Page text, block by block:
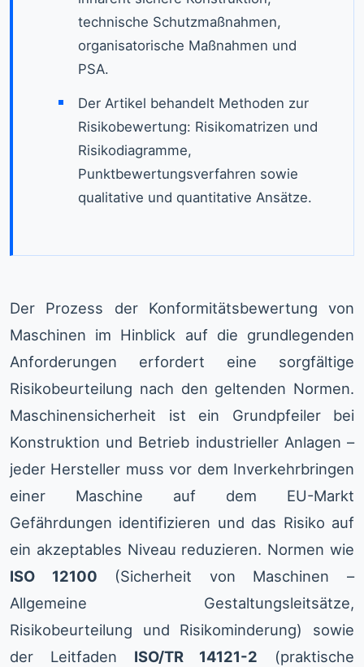
technische Schutzmaßnahmen,
organisatorische Maßnahmen und
PSA.
Der Artikel behandelt Methoden zur
Risikobewertung: Risikomatrizen und
Risikodiagramme,
Punktbewertungsverfahren sowie
qualitative und quantitative Ansätze.
Der Prozess der Konformitätsbewertung von
Maschinen im Hinblick auf die grundlegenden
Anforderungen erfordert eine sorgfältige
Risikobeurteilung nach den geltenden Normen.
Maschinensicherheit ist ein Grundpfeiler bei
Konstruktion und Betrieb industrieller Anlagen –
jeder Hersteller muss vor dem Inverkehrbringen
einer Maschine auf dem EU-Markt
Gefährdungen identifizieren und das Risiko auf
ein akzeptables Niveau reduzieren. Normen wie
ISO 12100 (Sicherheit von Maschinen –
Allgemeine Gestaltungsleitsätze,
Risikobeurteilung und Risikominderung) sowie
der Leitfaden ISO/TR 14121-2 (praktische